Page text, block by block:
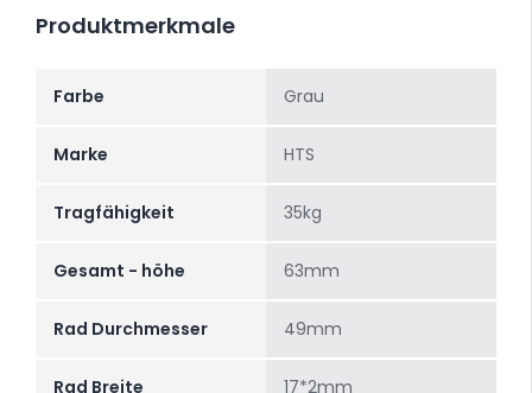
Produktmerkmale
Farbe Grau
Marke HTS
Tragfähigkeit 35kg
Gesamt - höhe 63mm
Rad Durchmesser 49mm
Rad Breite 17*2mm